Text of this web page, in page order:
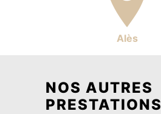
Alès
NOS AUTRES
PRESTATIONS